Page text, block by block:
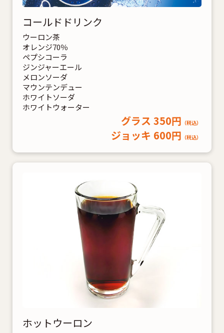
コールドドリンク
ウーロン茶
オレンジ70％
ペプシコーラ
ジンジャーエール
メロンソーダ
マウンテンデュー
ホワイトソーダ
ホワイトウォーター
グラス 350円 （税込）
ジョッキ 600円 （税込）
ホットウーロン